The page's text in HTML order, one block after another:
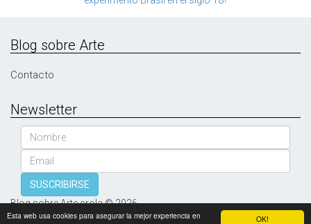
OK!
Esta web usa cookies para asegurar la mejor experiencia en
Blog sobre Arte
Contacto
Newsletter
Nombre
Email
SUSCRIBIRSE
Blog sobre Arte crola © 2026